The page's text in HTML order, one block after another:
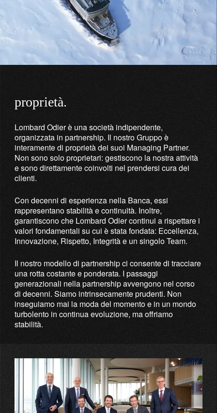
proprietà.
Lombard Odier è una società indipendente,
organizzata in partnership. Il nostro Gruppo è
interamente di proprietà dei suoi Managing Partner.
Non sono solo proprietari: gestiscono la nostra attività
e sono direttamente coinvolti nel prendersi cura dei
clienti.
Con decenni di esperienza nella Banca, essi
rappresentano stabilità e continuità. Inoltre,
garantiscono che Lombard Odier continui a rispettare i
valori fondamentali su cui è stata fondata: Eccellenza,
Innovazione, Rispetto, Integrità e un singolo Team.
Il nostro modello di partnership ci consente di tracciare
una rotta costante e ponderata. I passaggi
generazionali nella partnership avvengono nel corso
di decenni. Siamo intrinsecamente prudenti. Non
inseguiamo mai la moda del momento e in un mondo
turbolento in continua evoluzione, ma offriamo
stabilità.